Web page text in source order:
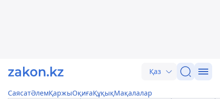
Қаз
СаясатӘлемҚаржыОқиғаҚұқықМақалалар